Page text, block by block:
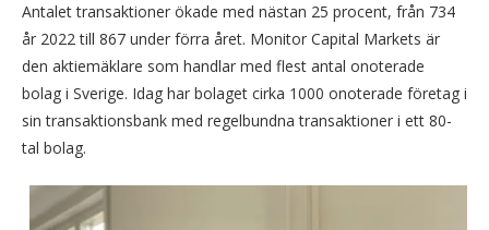
Antalet transaktioner ökade med nästan 25 procent, från 734
år 2022 till 867 under förra året. Monitor Capital Markets är
den aktiemäklare som handlar med flest antal onoterade
bolag i Sverige. Idag har bolaget cirka 1000 onoterade företag i
sin transaktionsbank med regelbundna transaktioner i ett 80-
tal bolag.